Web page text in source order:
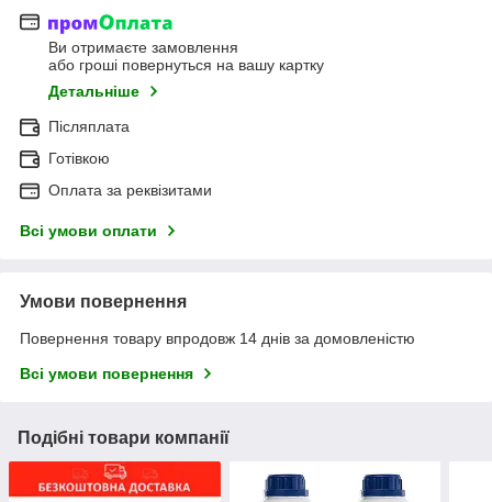
Ви отримаєте замовлення
або гроші повернуться на вашу картку
Детальніше
Післяплата
Готівкою
Оплата за реквізитами
Всі умови оплати
Умови повернення
Повернення товару впродовж 14 днів за домовленістю
Всі умови повернення
Подібні товари компанії